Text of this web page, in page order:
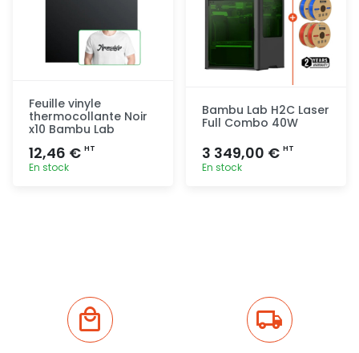
Feuille vinyle
thermocollante Noir
x10 Bambu Lab
12,46 € HT
En stock
Bambu Lab H2C Laser
Full Combo 40W
3 349,00 € HT
En stock